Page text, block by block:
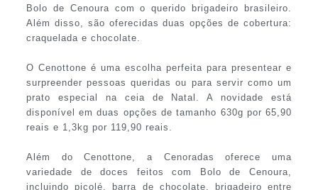
Bolo de Cenoura com o querido brigadeiro brasileiro.
Além disso, são oferecidas duas opções de cobertura:
craquelada e chocolate.
O Cenottone é uma escolha perfeita para presentear e
surpreender pessoas queridas ou para servir como um
prato especial na ceia de Natal. A novidade está
disponível em duas opções de tamanho 630g por 65,90
reais e 1,3kg por 119,90 reais.
Além do Cenottone, a Cenoradas oferece uma
variedade de doces feitos com Bolo de Cenoura,
incluindo picolé, barra de chocolate, brigadeiro entre